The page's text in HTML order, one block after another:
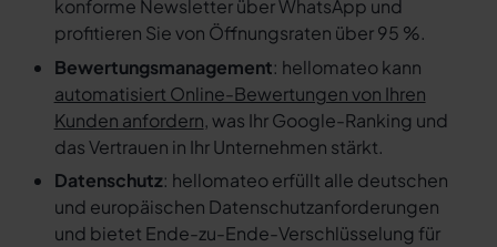
konforme Newsletter über WhatsApp und
profitieren Sie von Öffnungsraten über 95 %.
Bewertungsmanagement: hellomateo kann
automatisiert Online-Bewertungen von Ihren
Kunden anfordern, was Ihr Google-Ranking und
das Vertrauen in Ihr Unternehmen stärkt.
Datenschutz: hellomateo erfüllt alle deutschen
und europäischen Datenschutzanforderungen
und bietet Ende-zu-Ende-Verschlüsselung für